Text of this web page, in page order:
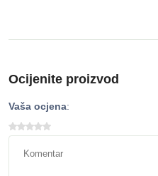
Ocijenite proizvod
Vaša ocjena: